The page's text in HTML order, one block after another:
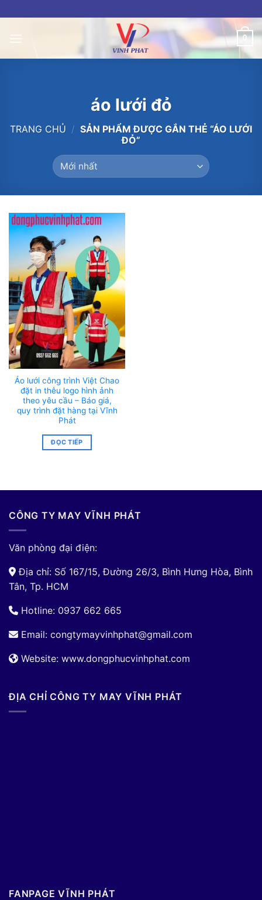
to
content
0
áo lưới đỏ
TRANG CHỦ / SẢN PHẨM ĐƯỢC GẮN THẺ “ÁO LƯỚI
ĐỎ”
Áo lưới công trình Việt Chao
đặt in thêu logo hình ảnh
theo yêu cầu – Báo giá,
quy trình đặt hàng tại Vĩnh
Phát
ĐỌC TIẾP
CÔNG TY MAY VĨNH PHÁT
Văn phòng đại điện:
Địa chỉ: Số 167/15, Đường 26/3, Bình Hưng Hòa, Bình
Tân, Tp. HCM
Hotline: 0937 662 665
Email: congtymayvinhphat@gmail.com
Website: www.dongphucvinhphat.com
ĐỊA CHỈ CÔNG TY MAY VĨNH PHÁT
FANPAGE VĨNH PHÁT